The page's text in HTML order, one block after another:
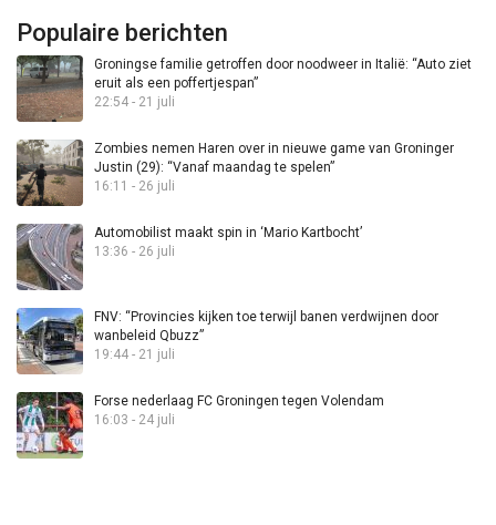
Populaire berichten
Groningse familie getroffen door noodweer in Italië: “Auto ziet
eruit als een poffertjespan”
22:54 - 21 juli
Zombies nemen Haren over in nieuwe game van Groninger
Justin (29): “Vanaf maandag te spelen”
16:11 - 26 juli
Automobilist maakt spin in ‘Mario Kartbocht’
13:36 - 26 juli
FNV: “Provincies kijken toe terwijl banen verdwijnen door
wanbeleid Qbuzz”
19:44 - 21 juli
Forse nederlaag FC Groningen tegen Volendam
16:03 - 24 juli